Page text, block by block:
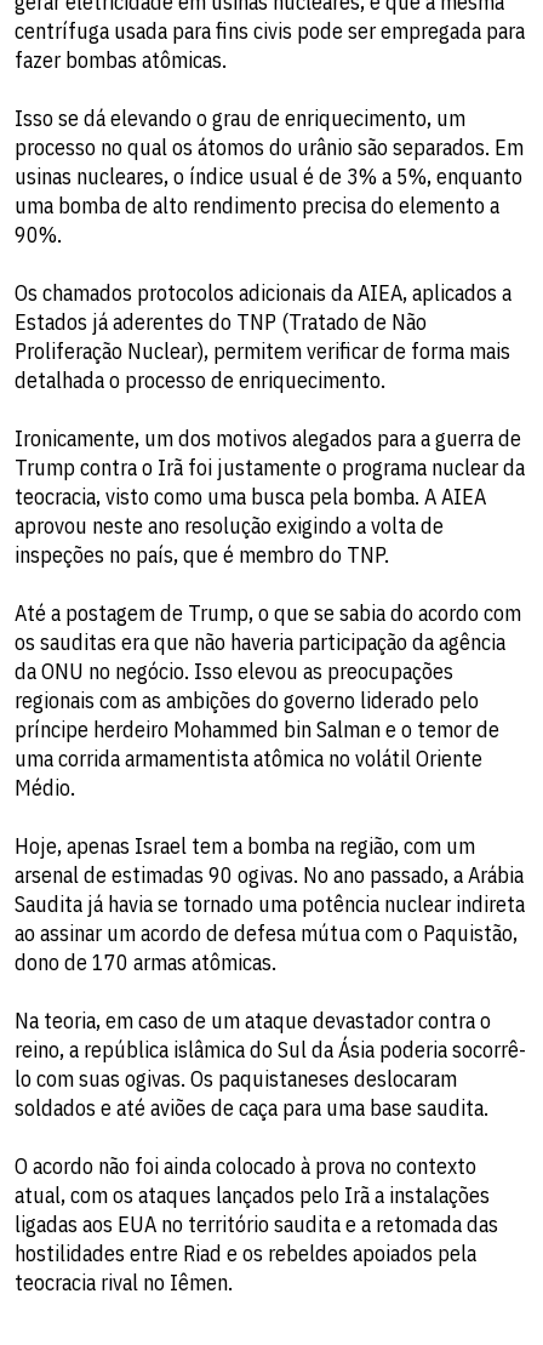
centrífuga usada para fins civis pode ser empregada para
fazer bombas atômicas.
Isso se dá elevando o grau de enriquecimento, um
processo no qual os átomos do urânio são separados. Em
usinas nucleares, o índice usual é de 3% a 5%, enquanto
uma bomba de alto rendimento precisa do elemento a
90%.
Os chamados protocolos adicionais da AIEA, aplicados a
Estados já aderentes do TNP (Tratado de Não
Proliferação Nuclear), permitem verificar de forma mais
detalhada o processo de enriquecimento.
Ironicamente, um dos motivos alegados para a guerra de
Trump contra o Irã foi justamente o programa nuclear da
teocracia, visto como uma busca pela bomba. A AIEA
aprovou neste ano resolução exigindo a volta de
inspeções no país, que é membro do TNP.
Até a postagem de Trump, o que se sabia do acordo com
os sauditas era que não haveria participação da agência
da ONU no negócio. Isso elevou as preocupações
regionais com as ambições do governo liderado pelo
príncipe herdeiro Mohammed bin Salman e o temor de
uma corrida armamentista atômica no volátil Oriente
Médio.
Hoje, apenas Israel tem a bomba na região, com um
arsenal de estimadas 90 ogivas. No ano passado, a Arábia
Saudita já havia se tornado uma potência nuclear indireta
ao assinar um acordo de defesa mútua com o Paquistão,
dono de 170 armas atômicas.
Na teoria, em caso de um ataque devastador contra o
reino, a república islâmica do Sul da Ásia poderia socorrê-
lo com suas ogivas. Os paquistaneses deslocaram
soldados e até aviões de caça para uma base saudita.
O acordo não foi ainda colocado à prova no contexto
atual, com os ataques lançados pelo Irã a instalações
ligadas aos EUA no território saudita e a retomada das
hostilidades entre Riad e os rebeldes apoiados pela
teocracia rival no Iêmen.